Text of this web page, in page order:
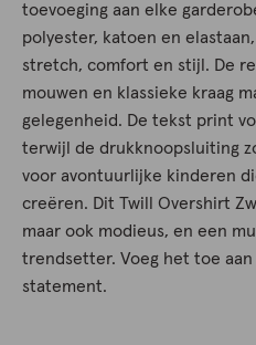
toevoeging aan elke
polyester, katoen en
stretch, comfort en stijl. De
mouwen en klassieke kraag
gelegenheid. De tekst print
terwijl de drukknoopsluiting
voor avontuurlijke kinderen
creëren. Dit Twill Overshirt
maar ook modieus, en een
trendsetter. Voeg het toe
statement.